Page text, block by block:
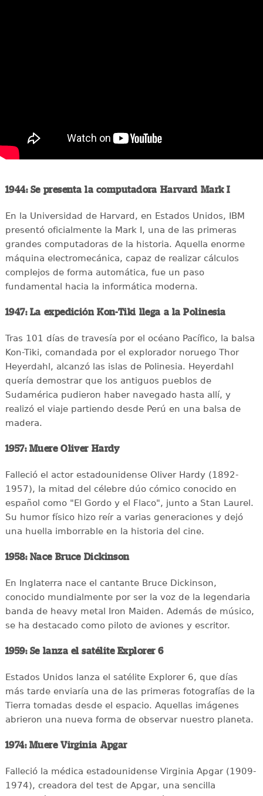
1944: Se presenta la computadora Harvard Mark I
En la Universidad de Harvard, en Estados Unidos, IBM
presentó oficialmente la Mark I, una de las primeras
grandes computadoras de la historia. Aquella enorme
máquina electromecánica, capaz de realizar cálculos
complejos de forma automática, fue un paso
fundamental hacia la informática moderna.
1947: La expedición Kon-Tiki llega a la Polinesia
Tras 101 días de travesía por el océano Pacífico, la balsa
Kon-Tiki, comandada por el explorador noruego Thor
Heyerdahl, alcanzó las islas de Polinesia. Heyerdahl
quería demostrar que los antiguos pueblos de
Sudamérica pudieron haber navegado hasta allí, y
realizó el viaje partiendo desde Perú en una balsa de
madera.
1957: Muere Oliver Hardy
Falleció el actor estadounidense Oliver Hardy (1892-
1957), la mitad del célebre dúo cómico conocido en
español como "El Gordo y el Flaco", junto a Stan Laurel.
Su humor físico hizo reír a varias generaciones y dejó
una huella imborrable en la historia del cine.
1958: Nace Bruce Dickinson
En Inglaterra nace el cantante Bruce Dickinson,
conocido mundialmente por ser la voz de la legendaria
banda de heavy metal Iron Maiden. Además de músico,
se ha destacado como piloto de aviones y escritor.
1959: Se lanza el satélite Explorer 6
Estados Unidos lanza el satélite Explorer 6, que días
más tarde enviaría una de las primeras fotografías de la
Tierra tomadas desde el espacio. Aquellas imágenes
abrieron una nueva forma de observar nuestro planeta.
1974: Muere Virginia Apgar
Falleció la médica estadounidense Virginia Apgar (1909-
1974), creadora del test de Apgar, una sencilla